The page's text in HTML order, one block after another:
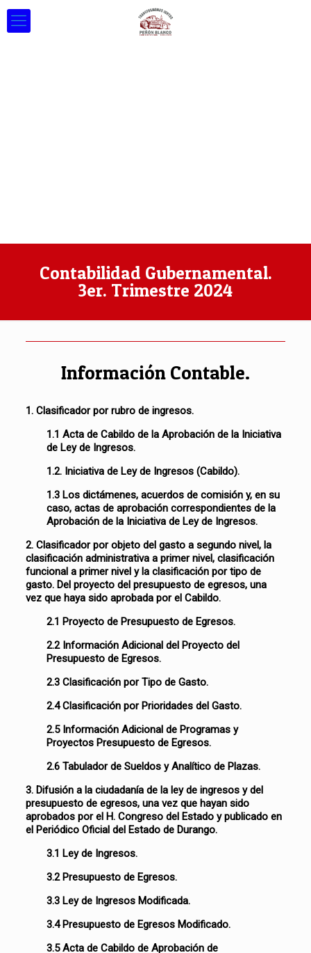
Contabilidad Gubernamental.
3er. Trimestre 2024
Información Contable.
1. Clasificador por rubro de ingresos.
1.1 Acta de Cabildo de la Aprobación de la Iniciativa
de Ley de Ingresos.
1.2. Iniciativa de Ley de Ingresos (Cabildo).
1.3 Los dictámenes, acuerdos de comisión y, en su
caso, actas de aprobación correspondientes de la
Aprobación de la Iniciativa de Ley de Ingresos.
2. Clasificador por objeto del gasto a segundo nivel, la
clasificación administrativa a primer nivel, clasificación
funcional a primer nivel y la clasificación por tipo de
gasto. Del proyecto del presupuesto de egresos, una
vez que haya sido aprobada por el Cabildo.
2.1 Proyecto de Presupuesto de Egresos.
2.2 Información Adicional del Proyecto del
Presupuesto de Egresos.
2.3 Clasificación por Tipo de Gasto.
2.4 Clasificación por Prioridades del Gasto.
2.5 Información Adicional de Programas y
Proyectos Presupuesto de Egresos.
2.6 Tabulador de Sueldos y Analítico de Plazas.
3. Difusión a la ciudadanía de la ley de ingresos y del
presupuesto de egresos, una vez que hayan sido
aprobados por el H. Congreso del Estado y publicado en
el Periódico Oficial del Estado de Durango.
3.1 Ley de Ingresos.
3.2 Presupuesto de Egresos.
3.3 Ley de Ingresos Modificada.
3.4 Presupuesto de Egresos Modificado.
3.5 Acta de Cabildo de Aprobación de